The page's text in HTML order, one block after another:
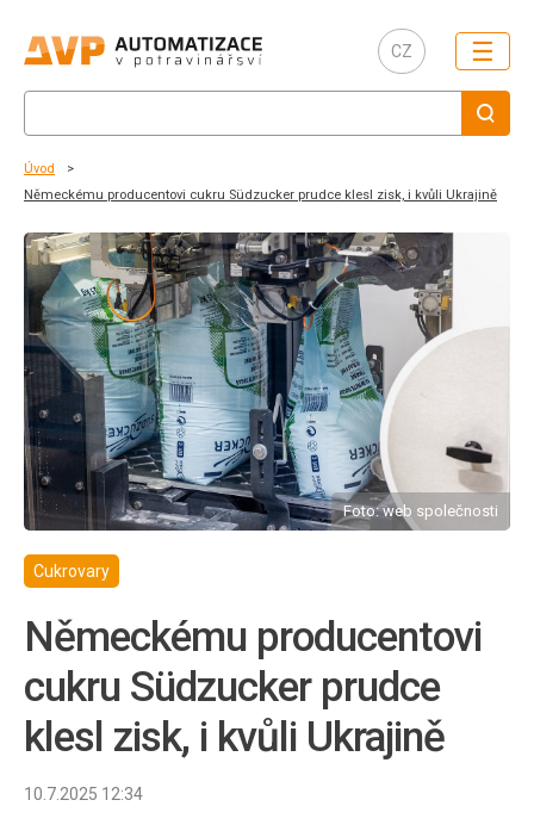
CZ ☰
Úvod
Německému producentovi cukru Südzucker prudce klesl zisk, i kvůli Ukrajině
Foto: web společnosti
Cukrovary
Německému producentovi
cukru Südzucker prudce
klesl zisk, i kvůli Ukrajině
10.7.2025 12:34